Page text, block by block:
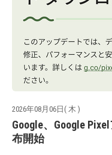
2026年08月06日( 木 )
Google、Google
布開始